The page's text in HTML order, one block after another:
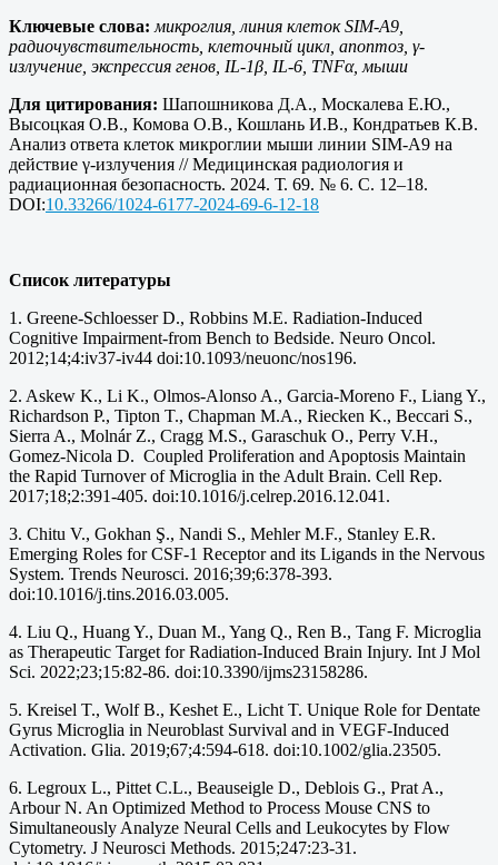
Ключевые слова: микроглия, линия клеток SIM-A9,
радиочувствительность, клеточный цикл, апоптоз, γ-
излучение, экспрессия генов, IL-1β, IL-6, TNFα, мыши
Для цитирования: Шапошникова Д.А., Москалева Е.Ю.,
Высоцкая О.В., Комова О.В., Кошлань И.В., Кондратьев К.В.
Анализ ответа клеток микроглии мыши линии SIM-A9 на
действие γ-излучения // Медицинская радиология и
радиационная безопасность. 2024. Т. 69. № 6. С. 12–18.
DOI:10.33266/1024-6177-2024-69-6-12-18
Список литературы
1. Greene-Schloesser D., Robbins M.E. Radiation-Induced
Cognitive Impairment-from Bench to Bedside. Neuro Oncol.
2012;14;4:iv37-iv44 doi:10.1093/neuonc/nos196.
2. Askew K., Li K., Olmos-Alonso A., Garcia-Moreno F., Liang Y.,
Richardson P., Tipton T., Chapman M.A., Riecken K., Beccari S.,
Sierra A., Molnár Z., Cragg M.S., Garaschuk O., Perry V.H.,
Gomez-Nicola D. Coupled Proliferation and Apoptosis Maintain
the Rapid Turnover of Microglia in the Adult Brain. Cell Rep.
2017;18;2:391-405. doi:10.1016/j.celrep.2016.12.041.
3. Chitu V., Gokhan Ş., Nandi S., Mehler M.F., Stanley E.R.
Emerging Roles for CSF-1 Receptor and its Ligands in the Nervous
System. Trends Neurosci. 2016;39;6:378-393.
doi:10.1016/j.tins.2016.03.005.
4. Liu Q., Huang Y., Duan M., Yang Q., Ren B., Tang F. Microglia
as Therapeutic Target for Radiation-Induced Brain Injury. Int J Mol
Sci. 2022;23;15:82-86. doi:10.3390/ijms23158286.
5. Kreisel T., Wolf B., Keshet E., Licht T. Unique Role for Dentate
Gyrus Microglia in Neuroblast Survival and in VEGF-Induced
Activation. Glia. 2019;67;4:594-618. doi:10.1002/glia.23505.
6. Legroux L., Pittet C.L., Beauseigle D., Deblois G., Prat A.,
Arbour N. An Optimized Method to Process Mouse CNS to
Simultaneously Analyze Neural Cells and Leukocytes by Flow
Cytometry. J Neurosci Methods. 2015;247:23-31.